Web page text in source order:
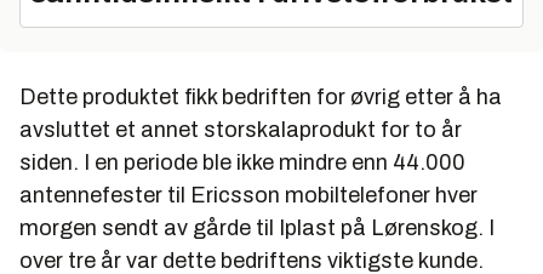
Dette produktet fikk bedriften for øvrig etter å ha
avsluttet et annet storskalaprodukt for to år
siden. I en periode ble ikke mindre enn 44.000
antennefester til Ericsson mobiltelefoner hver
morgen sendt av gårde til Iplast på Lørenskog. I
over tre år var dette bedriftens viktigste kunde.